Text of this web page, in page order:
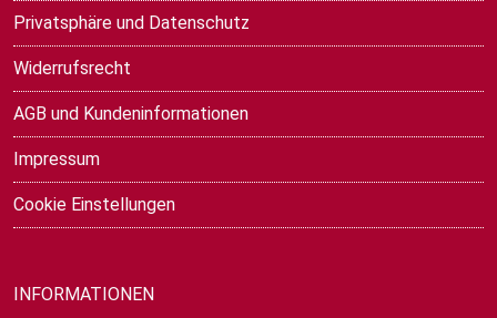
Privatsphäre und Datenschutz
Widerrufsrecht
AGB und Kundeninformationen
Impressum
Cookie Einstellungen
INFORMATIONEN